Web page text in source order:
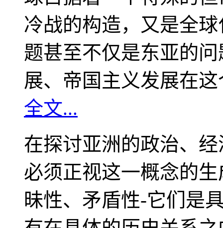
冷战的构造，又是全
题甚至不仅是东亚的
展、帝国主义发展在
全文...
在探讨亚洲的政治、
必须正视这一概念的
昧性、矛盾性-它们是